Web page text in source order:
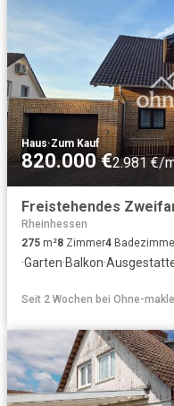
Haus·Zum Kauf
820.000 €2.981 €/
Rheinhessen
275 m²8 Zimmer4
·Garten·Balkon·
Seit 2 Wochen bei Ohne-